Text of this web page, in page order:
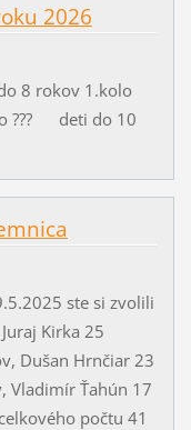
2026
8 rokov 1.kolo
??? deti do 10
ste si zvolili
Kirka 25
Dušan Hrnčiar 23
Vladimír Ťahún 17
počtu 41